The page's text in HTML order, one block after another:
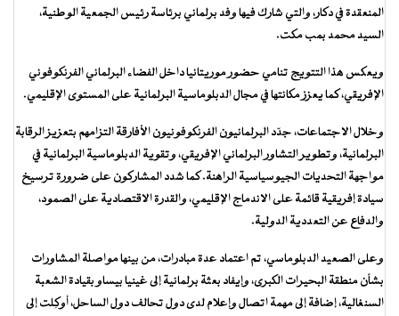
المنعقدة في دكار، والتي شارك فيها وفد برلماني برئاسة رئيس الجمعية الوطنية،
السيد محمد بمب مكت.
ويعكس هذا التتويج تنامي حضور موريتانيا داخل الفضاء البرلماني الفرنكوفوني
الإفريقي، كما يعزز مكانتها في مجال الدبلوماسية البرلمانية على المستوى الإقليمي.
وخلال الاجتماعات، جدّد البرلمانيون الفرنكوفونيون الأفارقة التزامهم بتعزيز الرقابة
البرلمانية، وتطوير التشاور البرلماني الإفريقي، وتقوية الدبلوماسية البرلمانية في
مواجهة التحديات الجيوسياسية الراهنة. كما شدد المشاركون على ضرورة ترسيخ
سيادة إفريقية قائمة على الاندماج الإقليمي، والقدرة الاقتصادية على الصمود،
والدفاع عن التعددية الدولية.
وعلى الصعيد الدبلوماسي، تم اعتماد عدة مبادرات، من بينها مواصلة المشاورات
بشأن منطقة البحيرات الكبرى، وإيفاد بعثة برلمانية إلى غينيا بيساو بقيادة الشعبة
السنغالية، إضافة إلى مهمة اتصال وإعلام لدى دول تحالف دول الساحل، أوكِلت إلى